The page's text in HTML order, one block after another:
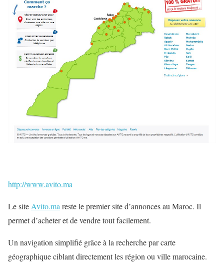
http://www.avito.ma
Le siteAvito.mareste le premier site d’annonces au Maroc. Il
permet d’acheter et de vendre tout facilement.
Un navigation simplifié grâce à la recherche par carte
géographique ciblant directement les région ou ville marocaine.